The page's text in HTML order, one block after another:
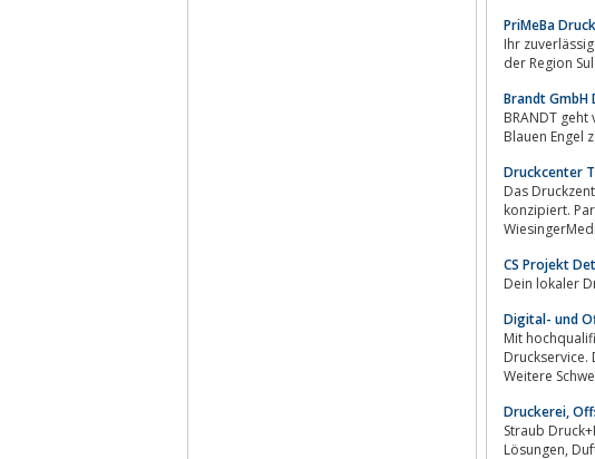
PriMeBa
Ihr zuverlässiger Partner für
der Region
Brandt GmbH
BRANDT
Blauen Engel
Druckcenter
Das Druckzentrum
konzipiert.
CS Projekt
Dein lokaler
Digital- und
Mit
Druckservice. Digitale Druckvorstufe, Offset-
Druckerei,
Straub